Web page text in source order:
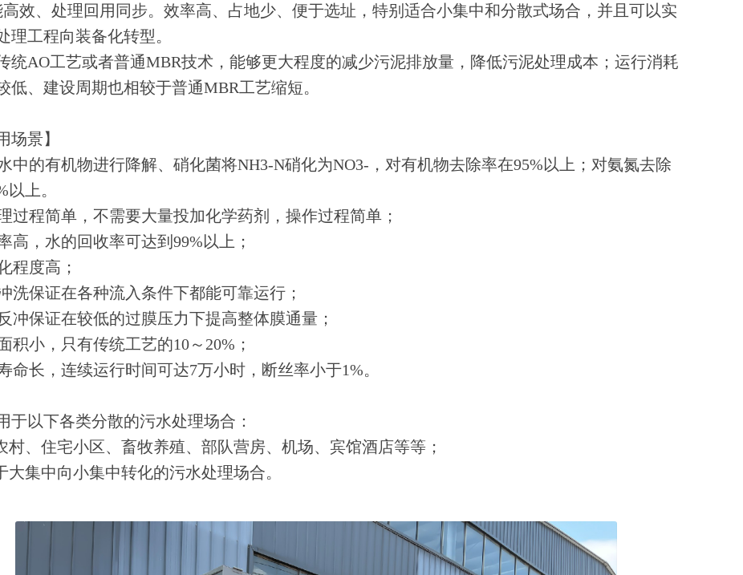
高效、处理回用同步。效率高、占地少、便于选址，特别适合小集中和分散式场合，并且可以实
理工程向装备化转型。
统AO工艺或者普通MBR技术，能够更大程度的减少污泥排放量，降低污泥处理成本；运行消耗
低、建设周期也相较于普通MBR工艺缩短。
场景】
中的有机物进行降解、硝化菌将NH3-N硝化为NO3-，对有机物去除率在95%以上；对氨氮去除
以上。
过程简单，不需要大量投加化学药剂，操作过程简单；
高，水的回收率可达到99%以上；
程度高；
洗保证在各种流入条件下都能可靠运行；
冲保证在较低的过膜压力下提高整体膜通量；
积小，只有传统工艺的10～20%；
命长，连续运行时间可达7万小时，断丝率小于1%。
于以下各类分散的污水处理场合：
村、住宅小区、畜牧养殖、部队营房、机场、宾馆酒店等等；
大集中向小集中转化的污水处理场合。